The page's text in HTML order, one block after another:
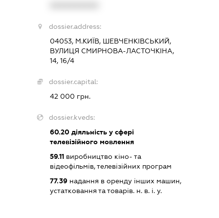
dossier.address:
04053, М.КИЇВ, ШЕВЧЕНКІВСЬКИЙ,
ВУЛИЦЯ СМИРНОВА-ЛАСТОЧКІНА,
14, 16/4
dossier.capital:
42 000 грн.
dossier.kveds:
60.20діяльність у сфері
телевізійного мовлення
59.11виробництво кіно- та
відеофільмів, телевізійних програм
77.39надання в оренду інших машин,
устатковання та товарів. н. в. і. у.